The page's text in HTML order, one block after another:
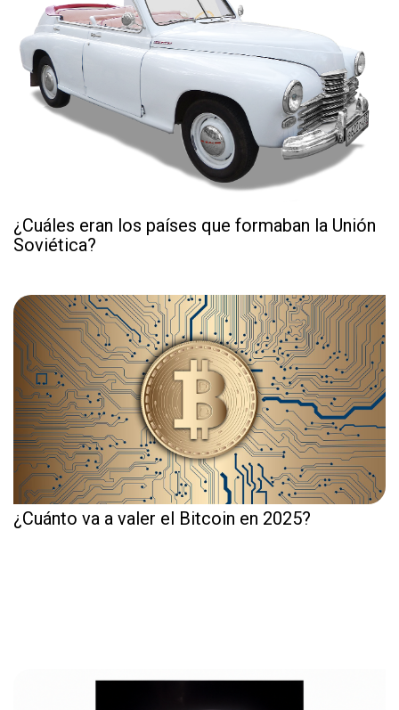
¿Cuáles eran los países que formaban la Unión
Soviética?
¿Cuánto va a valer el Bitcoin en 2025?